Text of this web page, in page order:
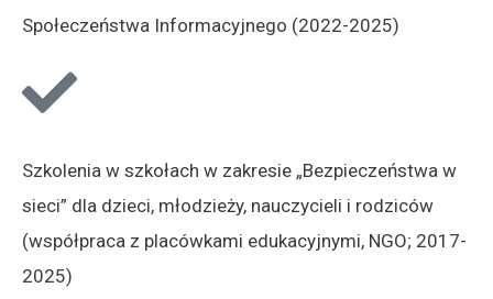
Społeczeństwa Informacyjnego (2022-2025)
Szkolenia w szkołach w zakresie „Bezpieczeństwa w
sieci” dla dzieci, młodzieży, nauczycieli i rodziców
(współpraca z placówkami edukacyjnymi, NGO; 2017-
2025)